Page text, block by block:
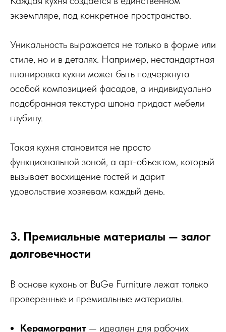
экземпляре, под конкретное пространство.
Уникальность выражается не только в форме или
стиле, но и в деталях. Например, нестандартная
планировка кухни может быть подчеркнута
особой композицией фасадов, а индивидуально
подобранная текстура шпона придаст мебели
глубину.
Такая кухня становится не просто
функциональной зоной, а арт-объектом, который
вызывает восхищение гостей и дарит
удовольствие хозяевам каждый день.
3. Премиальные материалы — залог
долговечности
В основе кухонь от BuGe Furniture лежат только
проверенные и премиальные материалы.
Керамогранит — идеален для рабочих